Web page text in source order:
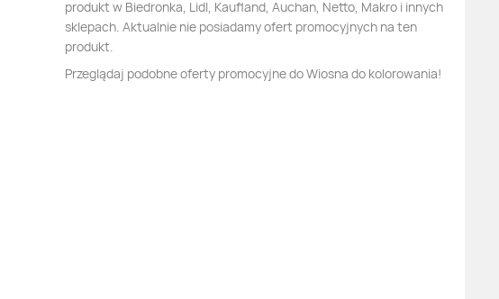
produkt w Biedronka, Lidl, Kaufland, Auchan, Netto, Makro i innych
sklepach. Aktualnie nie posiadamy ofert promocyjnych na ten
produkt.
Przeglądaj podobne oferty promocyjne do Wiosna do kolorowania!